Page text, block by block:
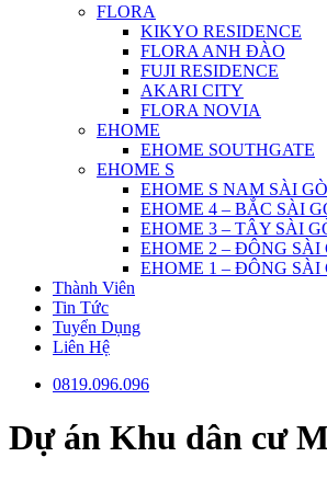
FLORA
KIKYO RESIDENCE
FLORA ANH ĐÀO
FUJI RESIDENCE
AKARI CITY
FLORA NOVIA
EHOME
EHOME SOUTHGATE
EHOME S
EHOME S NAM SÀI
EHOME 4 – BẮC SÀI
EHOME 3 – TÂY SÀI
EHOME 2 – ĐÔNG SÀI
EHOME 1 – ĐÔNG SÀI
Thành Viên
Tin Tức
Tuyển Dụng
Liên Hệ
0819.096.096
Dự án Khu dân cư